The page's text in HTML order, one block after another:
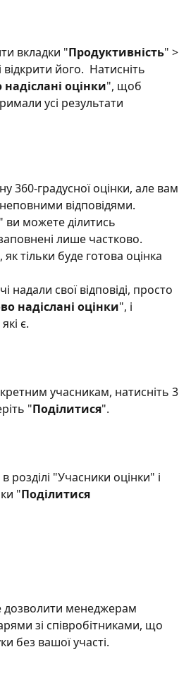
вкладки "Продуктивність" >
його.  Натисніть
оцінки", щоб
усі результати
360-градусної оцінки, але вам
відповідями.
ви можете ділитись
лише частково.
тільки буде готова оцінка
надали свої відповіді, просто
надіслані оцінки", і
є.
учасникам, натисніть 3
"Поділитися".
"Учасники оцінки" і
"Поділитися
дозволити менеджерам
зі співробітниками, що
без вашої участі.